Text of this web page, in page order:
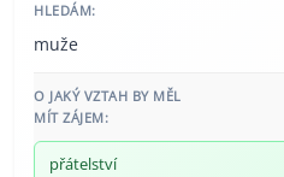
HLEDÁM:
muže
O JAKÝ VZTAH BY MĚL
MÍT ZÁJEM:
přátelství